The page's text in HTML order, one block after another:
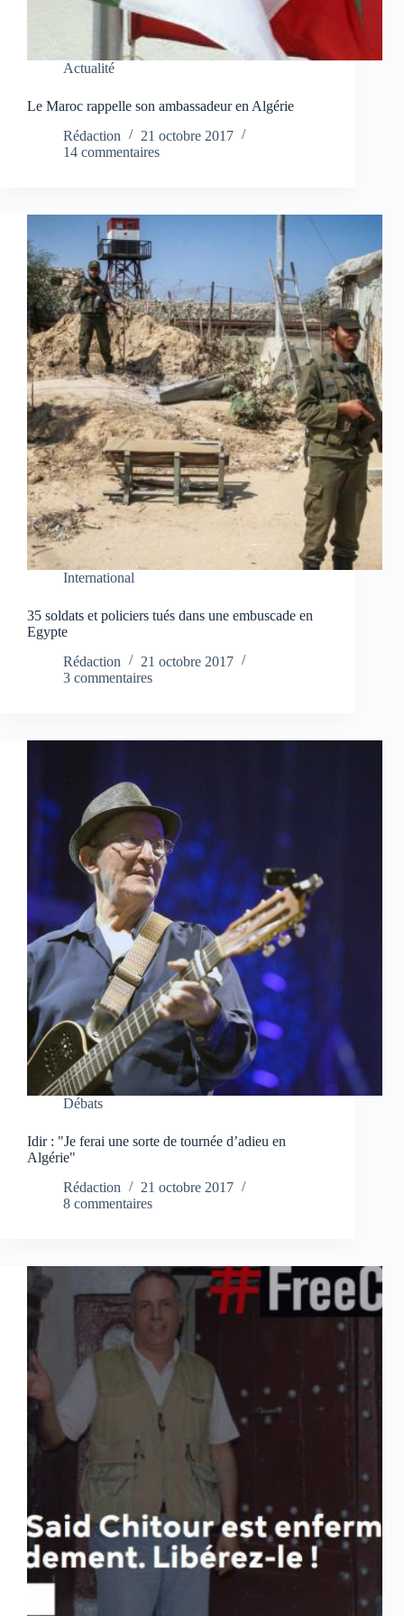
Actualité
Le Maroc rappelle son ambassadeur en Algérie
Rédaction
21 octobre 2017
14 commentaires
International
35 soldats et policiers tués dans une embuscade en
Egypte
Rédaction
21 octobre 2017
3 commentaires
Débats
Idir : "Je ferai une sorte de tournée d’adieu en
Algérie"
Rédaction
21 octobre 2017
8 commentaires